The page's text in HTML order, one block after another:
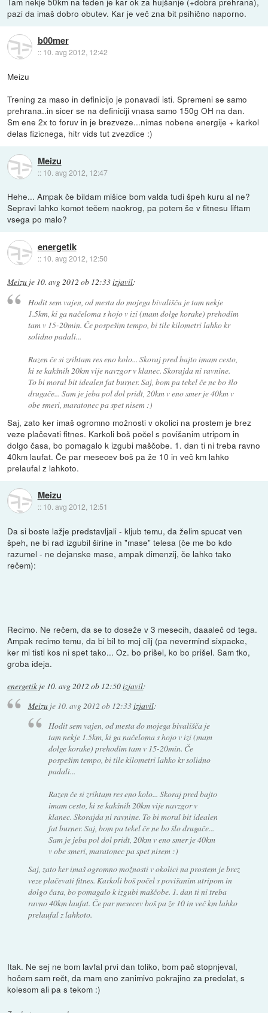
pazi da imaš dobro obutev. Kar je več zna bit psihično naporno.
b00mer
:: 10. avg 2012, 12:42
Meizu
Trening za maso in definicijo je ponavadi isti. Spremeni se samo
prehrana..in sicer se na definiciji vnasa samo 150g OH na dan.
Sm ene 2x to foruv in je brezveze...nimas nobene energije + karkol
delas fizicnega, hitr vids tut zvezdice :)
Meizu
:: 10. avg 2012, 12:47
Hehe... Ampak če bildam mišice bom valda tudi špeh kuru al ne?
Sepravi lahko komot tečem naokrog, pa potem še v fitnesu liftam
vsega po malo?
energetik
:: 10. avg 2012, 12:50
Meizu je 10. avg 2012 ob 12:33izjavil:
Hodit sem vajen, od mesta do mojega bivališča je tam nekje
1.5km, ki ga načeloma s hojo v izi (mam dolge korake) prehodim
tam v 15-20min. Če pospešim tempo, bi tile kilometri lahko kr
solidno padali...
Razen če si zrihtam res eno kolo... Skoraj pred bajto imam cesto,
ki se kakšnih 20km vije navzgor v klanec. Skorajda ni ravnine.
To bi moral bit idealen fat burner. Saj, bom pa tekel če ne bo šlo
drugače... Sam je jeba pol dol pridt, 20km v eno smer je 40km v
obe smeri, maratonec pa spet nisem :)
Saj, zato ker imaš ogromno možnosti v okolici na prostem je brez
veze plačevati fitnes. Karkoli boš počel s povišanim utripom in
dolgo časa, bo pomagalo k izgubi maščobe. 1. dan ti ni treba ravno
40km laufat. Če par mesecev boš pa že 10 in več km lahko
prelaufal z lahkoto.
Meizu
:: 10. avg 2012, 12:51
Da si boste lažje predstavljali - kljub temu, da želim spucat ven
špeh, ne bi rad izgubil širine in "mase" telesa (če me bo kdo
razumel - ne dejanske mase, ampak dimenzij, če lahko tako
rečem):
Recimo. Ne rečem, da se to doseže v 3 mesecih, daaaleč od tega.
Ampak recimo temu, da bi bil to moj cilj (pa nevermind sixpacke,
ker mi tisti kos ni spet tako... Oz. bo prišel, ko bo prišel. Sam tko,
groba ideja.
energetik je 10. avg 2012 ob 12:50izjavil:
Meizuje 10. avg 2012 ob 12:33izjavil:
Hodit sem vajen, od mesta do mojega bivališča je
tam nekje 1.5km, ki ga načeloma s hojo v izi (mam
dolge korake) prehodim tam v 15-20min. Če
pospešim tempo, bi tile kilometri lahko kr solidno
padali...
Razen če si zrihtam res eno kolo... Skoraj pred bajto
imam cesto, ki se kakšnih 20km vije navzgor v
klanec. Skorajda ni ravnine. To bi moral bit idealen
fat burner. Saj, bom pa tekel če ne bo šlo drugače...
Sam je jeba pol dol pridt, 20km v eno smer je 40km
v obe smeri, maratonec pa spet nisem :)
Saj, zato ker imaš ogromno možnosti v okolici na prostem je brez
veze plačevati fitnes. Karkoli boš počel s povišanim utripom in
dolgo časa, bo pomagalo k izgubi maščobe. 1. dan ti ni treba
ravno 40km laufat. Če par mesecev boš pa že 10 in več km lahko
prelaufal z lahkoto.
Itak. Ne sej ne bom lavfal prvi dan toliko, bom pač stopnjeval,
hočem sam rečt, da mam eno zanimivo pokrajino za predelat, s
kolesom ali pa s tekom :)